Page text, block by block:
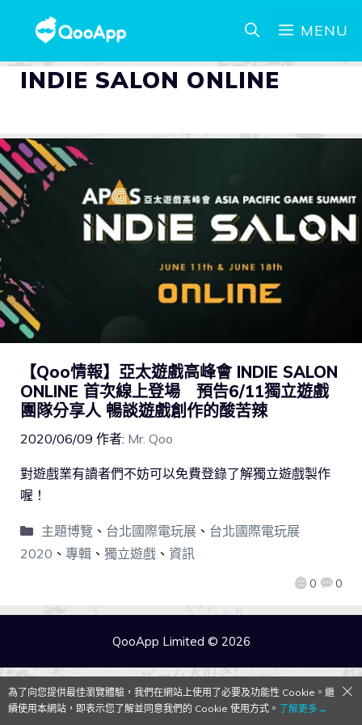
MENU
INDIE SALON ONLINE
【Qoo情報】亞太遊戲高峰會 INDIE SALON
ONLINE 首次線上登場 預告6/11獨立遊戲
團隊分享人 暢談遊戲創作的酸苦辣
2020/06/09 作者: Mr. Qoo
0 0
對遊戲業有讀者們不妨可以免費登錄了解獨立遊戲製作
喔！
主題博覽 、 台北國際電玩展、 台北國際電玩展
2020 、 專輯 、 獨立遊戲 、 資訊
QooApp Limited © 2026
為了向您提供最佳瀏覽體驗，我們在網站上使用了必要及功能性 Cookie。繼
續使用本網站，即表示您了解並同意我們的 Cookie 使用方式。 了解更多→